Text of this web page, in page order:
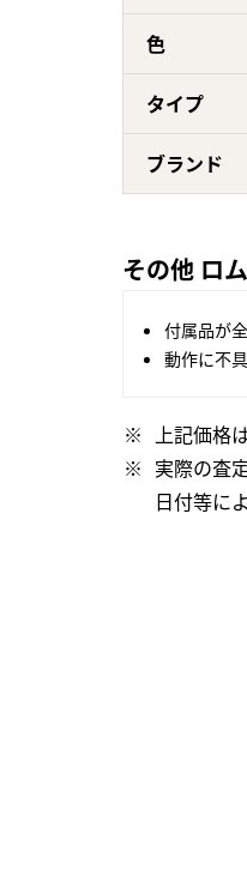
色
タイプ
ブランド
その他 ロ
付属品が
動作に不
上記価格
実際の査
日付等に